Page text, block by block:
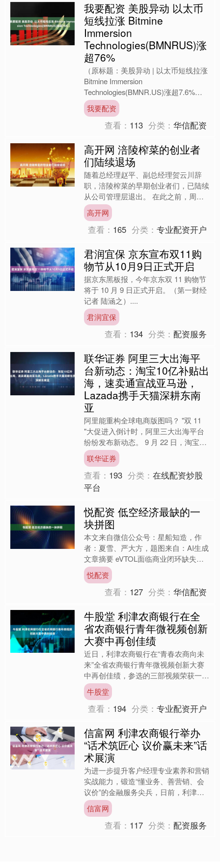
我要配资 美股异动 以太币
短线拉涨 Bitmine
Immersion
Technologies(BMNRUS)涨
超76%
（原标题：美股异动 | 以太币短线拉涨
Bitmine Immersion
Technologies(BMNR.US)涨超7.6%）
智通财经APP获悉，周三，....
我要配资
查看： 113 分类：华信配资
高开网 涪陵榨菜的创业者
们陆续退场
随着总经理赵平、副总经理贺云川辞
职，涪陵榨菜的早期创业者们，已陆续
从公司管理层退出。 在此之前，周斌
全领导涪陵榨菜 20 多年，为公司打下
了坚实的基础。 如今，....
高开网
查看： 165 分类：专业配资开户
君润宜保 京东宣布双11购
物节从10月9日正式开启
据京东黑板报，今年京东双 11 购物节
将于 10 月 9 日正式开启。（第一财经
记者 陆涵之）....
君润宜保
查看： 134 分类：配资服务
联华证券 阿里三大出海平
台新动态：淘宝10亿补贴出
海，速卖通宣战亚马逊，
Lazada携手天猫深耕东南
亚
阿里能重构全球电商版图吗？ "双 11
"大促进入倒计时，阿里三大出海平台
纷纷发布新动态。 9 月 22 日，淘宝出
海喊出"全球双 11 "的口号；次日，速
卖通....
联华证券
查看： 193 分类：在线配资炒股
平台
悦配资 低空经济最缺的一
块拼图
本文来自微信公众号：星船知造，作
者：夏雪、严大方，题图来自：AI生成
文章摘要 eVTOL面临商业闭环缺失的
关键瓶颈。中国凭借制造能力、基建和
政策走在全球前列，....
悦配资
查看： 127 分类：华信配资
牛股堂 利津农商银行在全
省农商银行青年微视频创新
大赛中再创佳绩
近日，利津农商银行在“青春农商向未
来”全省农商银行青年微视频创新大赛
中再创佳绩，参选的三部视频荣获一、
二、三等奖各1项，继党建品牌展示、
职工阅读短视频大赛之后，....
牛股堂
查看： 194 分类：专业配资开户
信富网 利津农商银行举办
“话术筑匠心 议价赢未来”话
术展演
为进一步提升客户经理专业素养和营销
实战能力，锻造“懂业务、善营销、会
议价”的金融服务尖兵，日前，利津农
商银行举办“话术筑匠心 议价赢未来”话
术展演，11个小组同....
信富网
查看： 117 分类：配资服务